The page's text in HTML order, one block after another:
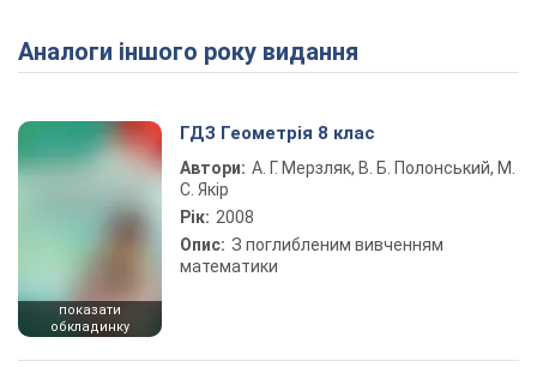
Play Video
Аналоги іншого року видання
показати
обкладинку
ГДЗ Геометрія 8 клас
Автори: А. Г. Мерзляк, В. Б. Полонський, М.
С. Якір
Рік: 2008
Опис: З поглибленим вивченням
математики